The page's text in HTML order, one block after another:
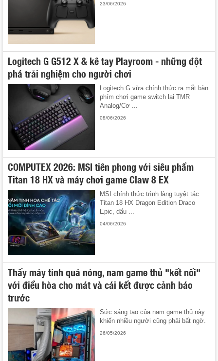
23/06/2026
Logitech G G512 X & kê tay Playroom - những đột
phá trải nghiệm cho người chơi
Logitech G vừa chính thức ra mắt bàn
phím chơi game switch lai TMR
Analog/Cơ ...
08/06/2026
COMPUTEX 2026: MSI tiên phong với siêu phẩm
Titan 18 HX và máy chơi game Claw 8 EX
MSI chính thức trình làng tuyệt tác
Titan 18 HX Dragon Edition Draco
Epic, dấu ...
04/06/2026
Thấy máy tính quá nóng, nam game thủ "kết nối"
với điều hòa cho mát và cái kết được cảnh báo
trước
Sức sáng tạo của nam game thủ này
khiến nhiều người cũng phải bất ngờ.
26/05/2026